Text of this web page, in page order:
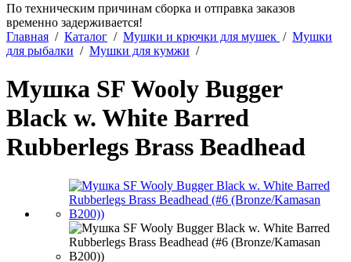
По техническим причинам сборка и отправка заказов
временно задерживается!
Главная / Каталог / Мушки и крючки для мушек / Мушки
для рыбалки / Мушки для кумжи /
Мушка SF Wooly Bugger
Black w. White Barred
Rubberlegs Brass Beadhead